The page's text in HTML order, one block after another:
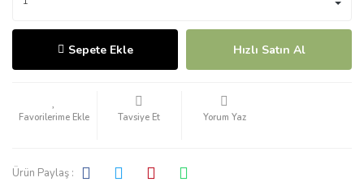
Sepete Ekle Hızlı Satın Al
Tavsiye Et Yorum Yaz
Ürün Paylaş :